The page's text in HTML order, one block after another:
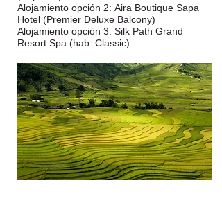
Alojamiento opción 2: Aira Boutique Sapa
Hotel (Premier Deluxe Balcony)
Alojamiento opción 3: Silk Path Grand
Resort Spa (hab. Classic)